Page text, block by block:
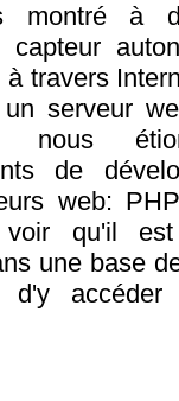
montré à
capteur
travers
serveur
nous
de
web:
voir qu'il
une base
d'y